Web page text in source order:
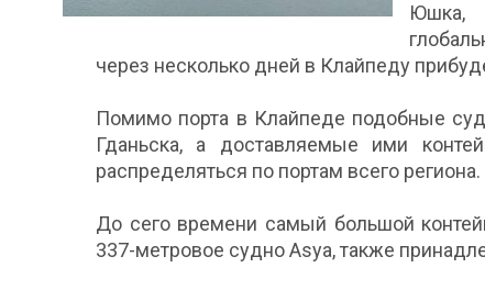
Юшка,
через несколько дней в Клайпеду
Помимо порта в Клайпеде подобные
Гданьска, а доставляемые ими
распределяться по портам всего региона.
До сего времени самый большой
337-метровое судно Asya, также